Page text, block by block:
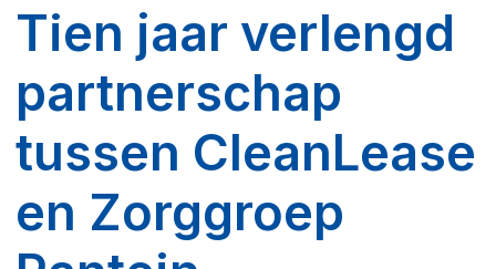
Tien jaar verlengd
partnerschap
tussen CleanLease
en Zorggroep